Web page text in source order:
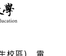
校區) 電